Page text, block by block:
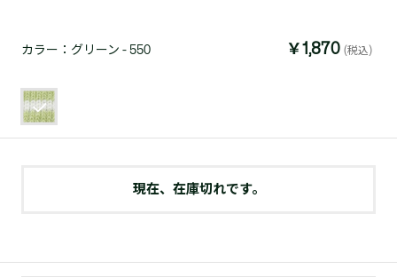
カラー： グリーン - 550 ￥1,870 (税込)
現在、在庫切れです。